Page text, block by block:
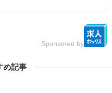
Sponsored by
め記事